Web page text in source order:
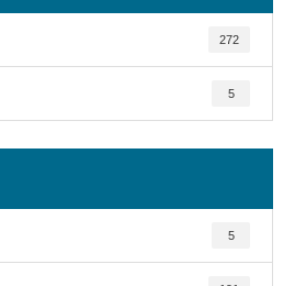
272
5
5